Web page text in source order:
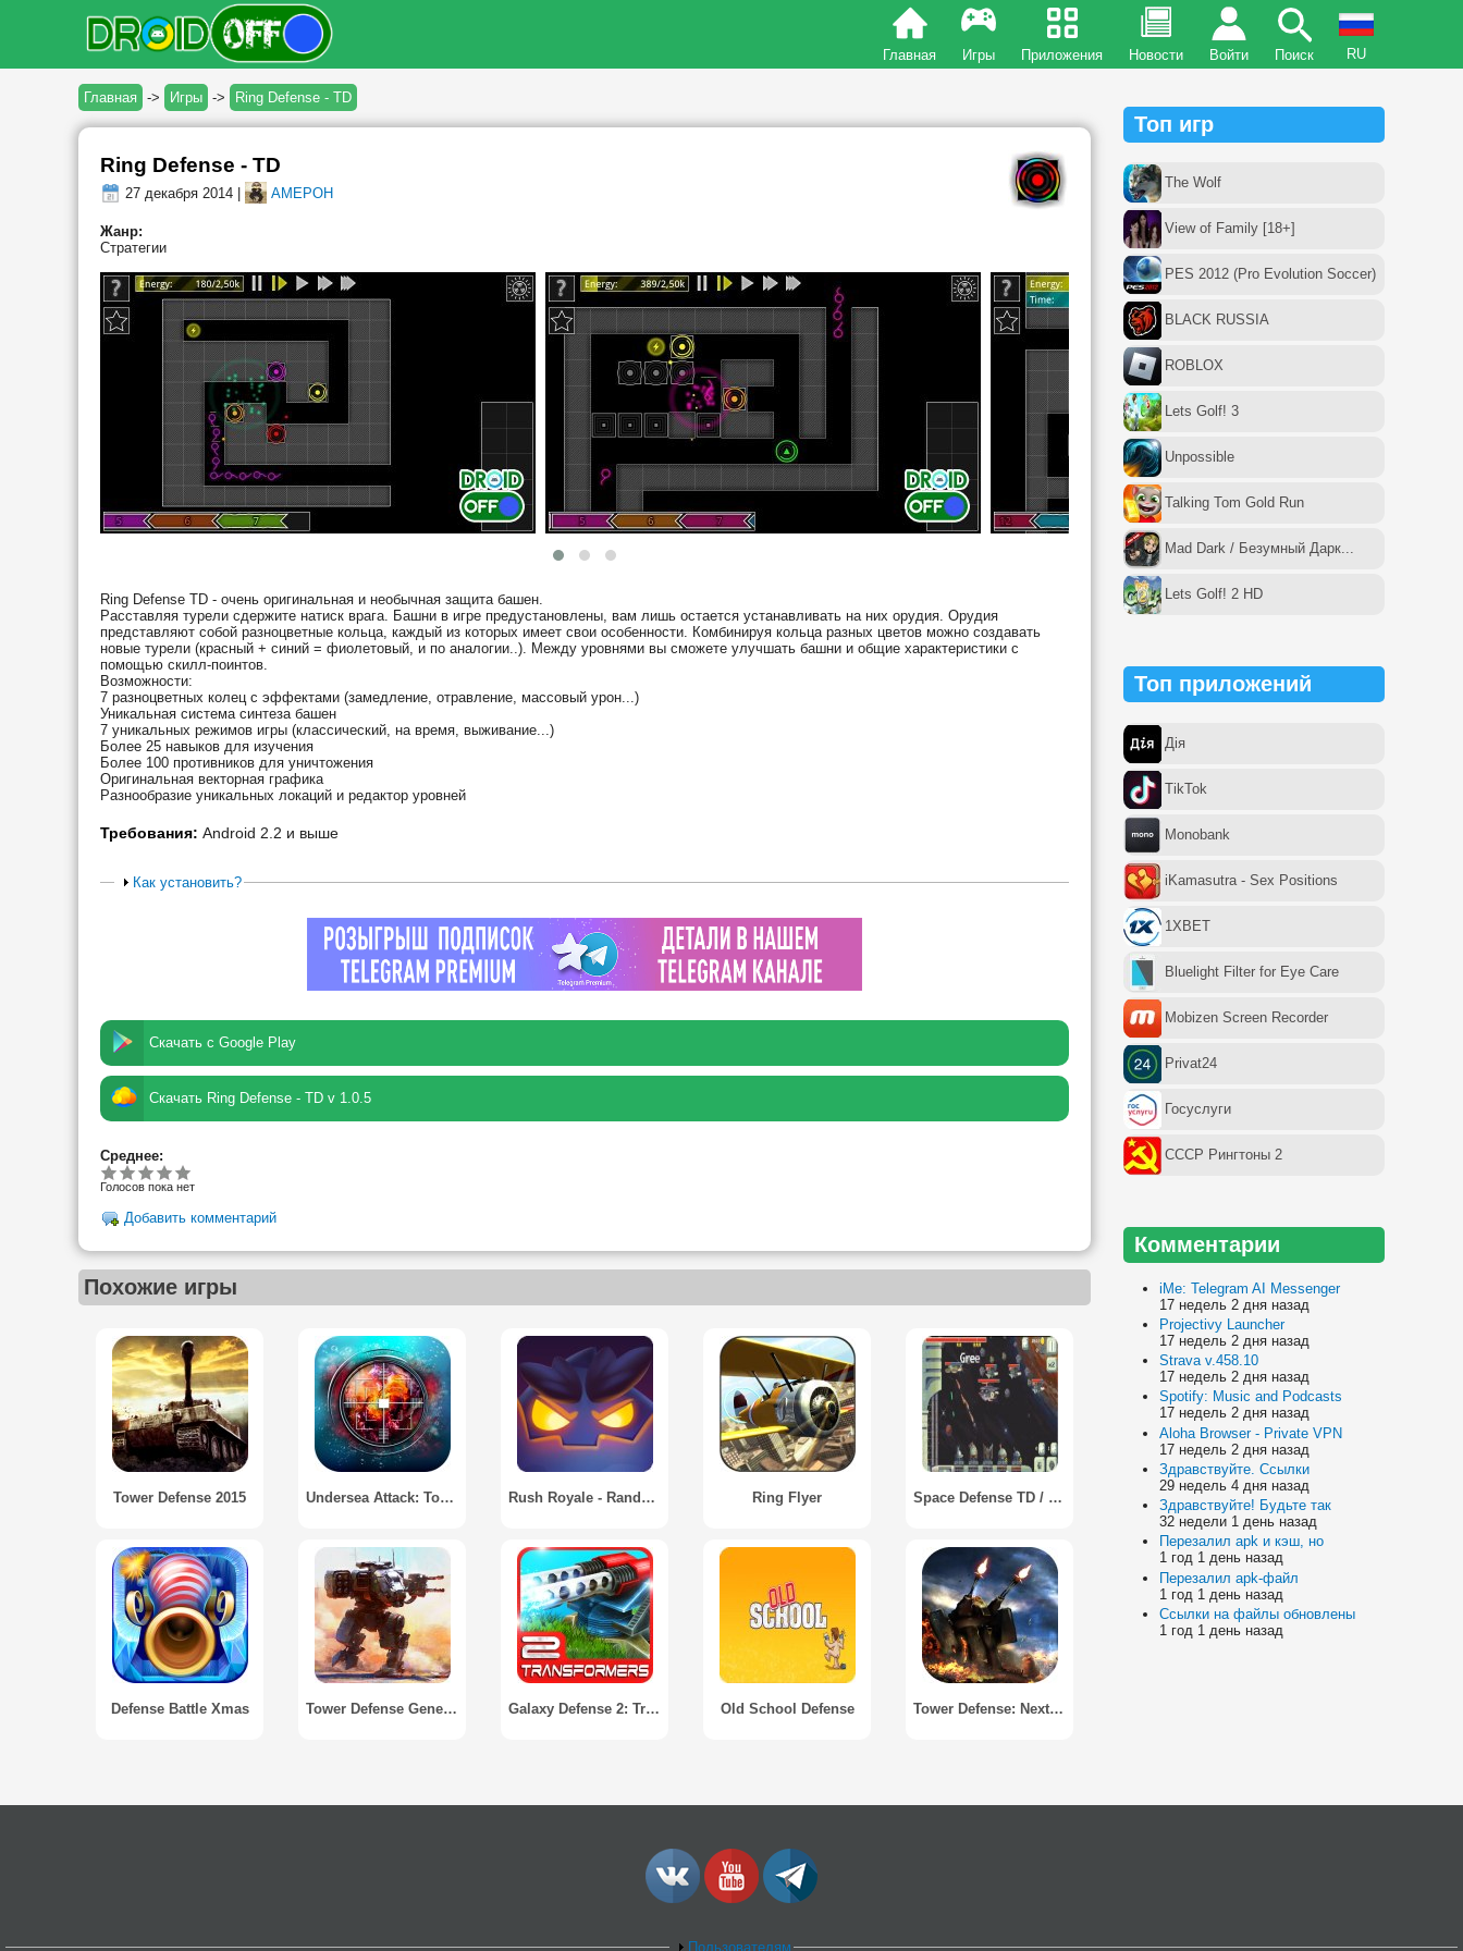
Главная Игры Приложения Новости Войти Поиск RU
Главная -> Игры -> Ring Defense - TD
Ring Defense - TD
27 декабря 2014 | AMEPOH
Жанр:
Стратегии
Ring Defense TD - очень оригинальная и необычная защита башен.
Расставляя турели сдержите натиск врага. Башни в игре предустановлены, вам лишь остается устанавливать на них орудия. Орудия
представляют собой разноцветные кольца, каждый из которых имеет свои особенности. Комбинируя кольца разных цветов можно создавать
новые турели (красный + синий = фиолетовый, и по аналогии..). Между уровнями вы сможете улучшать башни и общие характеристики с
помощью скилл-поинтов.
Возможности:
7 разноцветных колец с эффектами (замедление, отравление, массовый урон...)
Уникальная система синтеза башен
7 уникальных режимов игры (классический, на время, выживание...)
Более 25 навыков для изучения
Более 100 противников для уничтожения
Оригинальная векторная графика
Разнообразие уникальных локаций и редактор уровней
Требования: Android 2.2 и выше
Как установить?
Скачать с Google Play
Скачать Ring Defense - TD v 1.0.5
Среднее:
Голосов пока нет
Добавить комментарий
Похожие игры
Tower Defense 2015 Undersea Attack: Tower Defense Rush Royale - Random PvP Защита башни Ring Flyer Space Defense TD / Защита Космоса
Defense Battle Xmas Tower Defense Generals TD Galaxy Defense 2: Transformers Old School Defense Tower Defense: Next WAR
Топ игр
The Wolf
View of Family [18+]
PES 2012 (Pro Evolution Soccer)
BLACK RUSSIA
ROBLOX
Lets Golf! 3
Unpossible
Talking Tom Gold Run
Mad Dark / Безумный Дарк...
Lets Golf! 2 HD
Топ приложений
Дія
TikTok
Monobank
iKamasutra - Sex Positions
1XBET
Bluelight Filter for Eye Care
Mobizen Screen Recorder
Privat24
Госуслуги
СССР Рингтоны 2
Комментарии
iMe: Telegram AI Messenger
17 недель 2 дня назад
Projectivy Launcher
17 недель 2 дня назад
Strava v.458.10
17 недель 2 дня назад
Spotify: Music and Podcasts
17 недель 2 дня назад
Aloha Browser - Private VPN
17 недель 2 дня назад
Здравствуйте. Ссылки
29 недель 4 дня назад
Здравствуйте! Будьте так
32 недели 1 день назад
Перезалил apk и кэш, но
1 год 1 день назад
Перезалил apk-файл
1 год 1 день назад
Ссылки на файлы обновлены
1 год 1 день назад
Пользователям